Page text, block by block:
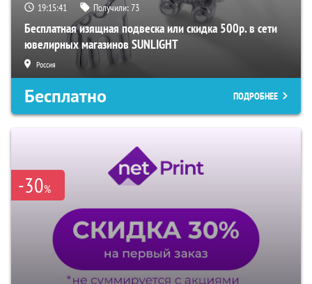
19:15:40 Получили:73
Бесплатная изящная подвеска или скидка 500р. в сети
ювелирных магазинов SUNLIGHT
Россия
Бесплатно ПОДРОБНЕЕ
-30%